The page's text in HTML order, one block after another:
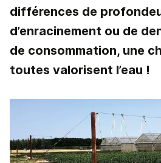
différences de
d’enracinement ou de
de consommation, une
toutes valorisent l’eau !